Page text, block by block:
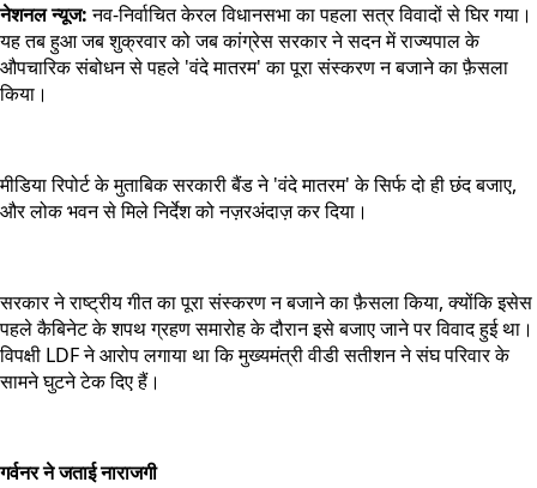
नेशनल न्यूज:नव-निर्वाचित केरल विधानसभा का पहला सत्र विवादों से घिर गया।
यह तब हुआ जब शुक्रवार को जब कांग्रेस सरकार ने सदन में राज्यपाल के
औपचारिक संबोधन से पहले 'वंदे मातरम' का पूरा संस्करण न बजाने का फ़ैसला
किया।
मीडिया रिपोर्ट के मुताबिक सरकारी बैंड ने 'वंदे मातरम' के सिर्फ दो ही छंद बजाए,
और लोक भवन से मिले निर्देश को नज़रअंदाज़ कर दिया।
सरकार ने राष्ट्रीय गीत का पूरा संस्करण न बजाने का फ़ैसला किया, क्योंकि इसेस
पहले कैबिनेट के शपथ ग्रहण समारोह के दौरान इसे बजाए जाने पर विवाद हुई था।
विपक्षी LDF ने आरोप लगाया था कि मुख्यमंत्री वीडी सतीशन ने संघ परिवार के
सामने घुटने टेक दिए हैं।
गर्वनर ने जताई नाराजगी